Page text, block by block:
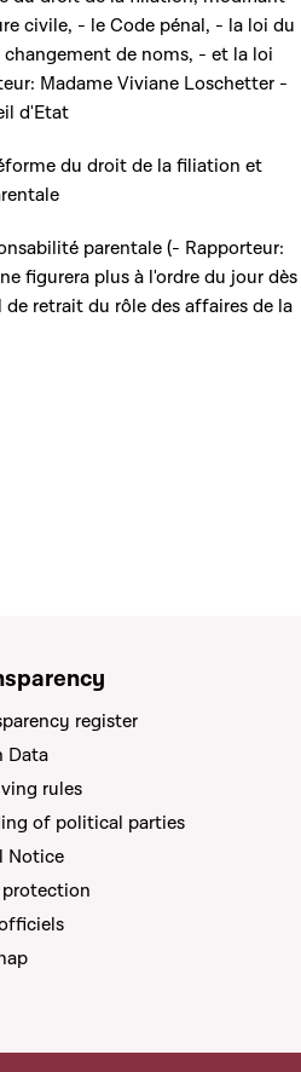
civile, - le Code pénal, - la loi du
changement de noms, - et la loi
Madame Viviane Loschetter -
d'Etat
du droit de la filiation et
parentale (- Rapporteur:
figurera plus à l'ordre du jour dès
retrait du rôle des affaires de la
register
Data
rules
of political parties
Notice
protection